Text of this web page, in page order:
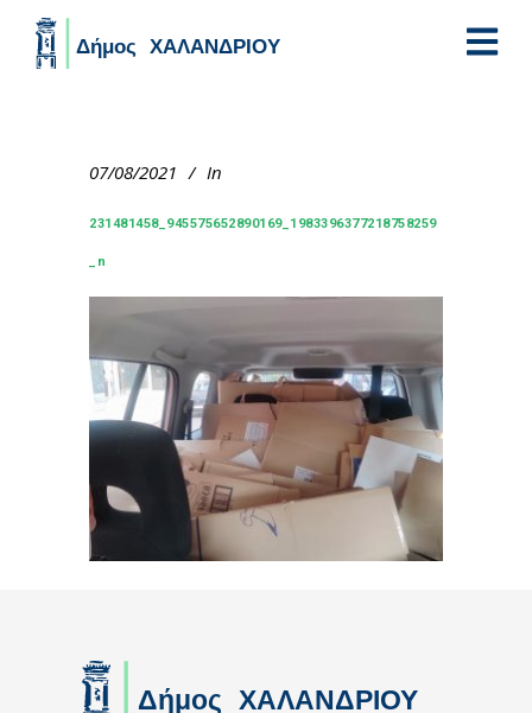
07/08/2021 In
231481458_945575652890169_1983396377218758259
_n